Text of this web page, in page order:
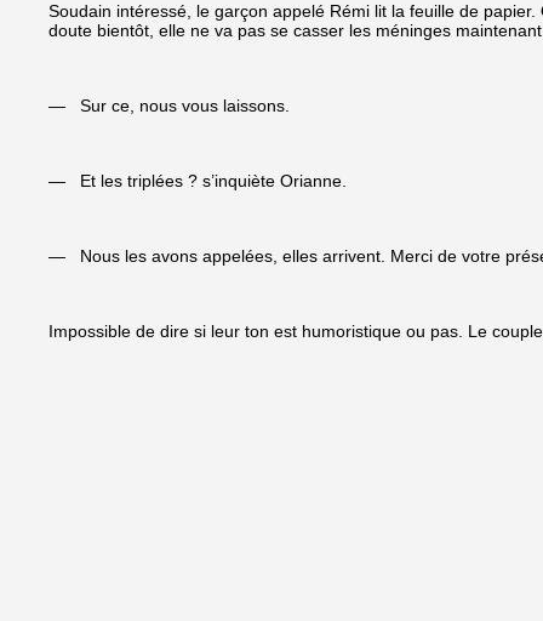
Soudain intéressé, le garçon appelé Rémi lit la feuille de
doute bientôt, elle ne va pas se casser les méninges
— Sur ce, nous vous laissons.
— Et les triplées ? s’inquiète Orianne.
— Nous les avons appelées, elles arrivent. Merci de votre
Impossible de dire si leur ton est humoristique ou pas. Le